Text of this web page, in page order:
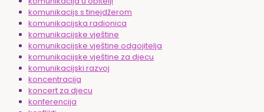
komunikacijs s tinejdžerom
komunikacijska radionica
komunikacijske vještine
komunikacijske vještine odgojitelja
komunikacijske vještine za djecu
komunikacijski razvoj
koncentracija
koncert za djecu
konferencija